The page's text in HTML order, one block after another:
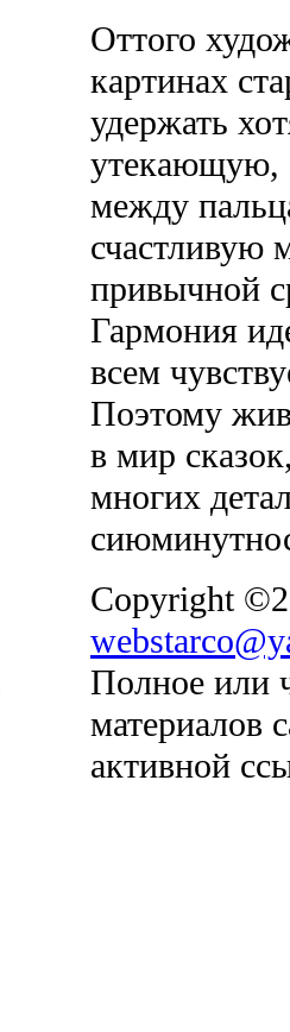
Оттого
картинах
удержать
утекающую,
между
счастливую
привычной
Гармония
всем
Поэтому
в мир
многих
Copyright
Полное или
материалов
активной